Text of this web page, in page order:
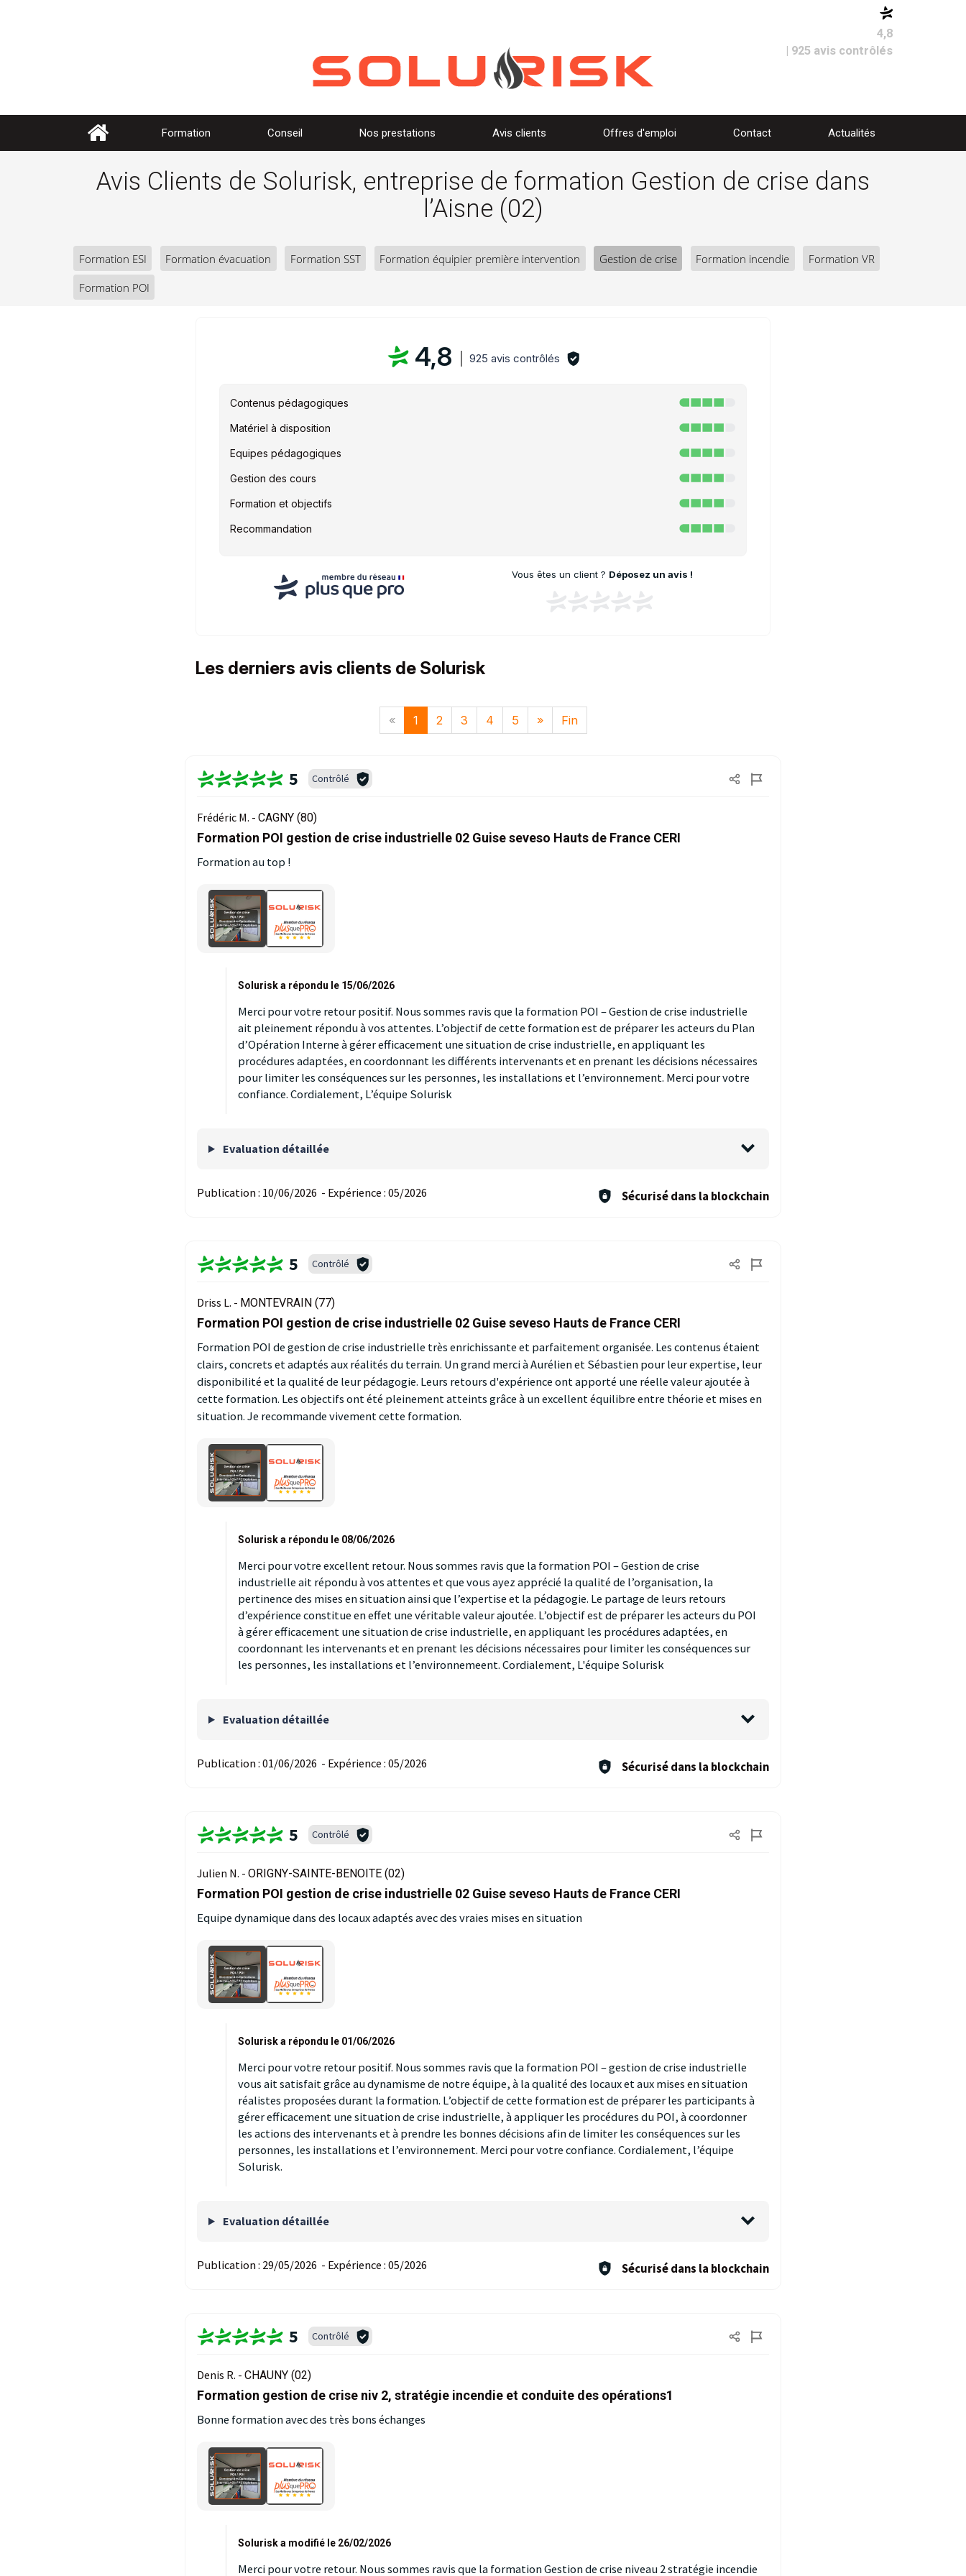
4,8
| 925 avis contrôlés
Formation Conseil Nos prestations Avis clients Offres d'emploi Contact Actualités
Avis Clients de Solurisk, entreprise de formation Gestion de crise dans
l’Aisne (02)
Formation ESI Formation évacuation Formation SST Formation équipier première intervention Gestion de crise Formation incendie
Formation VR
Formation POI
4,8 925 avis contrôlés
Contenus pédagogiques
Matériel à disposition
Equipes pédagogiques
Gestion des cours
Formation et objectifs
Recommandation
Vous êtes un client ? Déposez un avis !
Les derniers avis clients de Solurisk
« 1 2 3 4 5 » Fin
5 Contrôlé
Frédéric M. - CAGNY (80)
Formation POI gestion de crise industrielle 02 Guise seveso Hauts de France CERI
Formation au top !
Solurisk a répondu le 15/06/2026
Merci pour votre retour positif. Nous sommes ravis que la formation POI – Gestion de crise industrielle
ait pleinement répondu à vos attentes. L’objectif de cette formation est de préparer les acteurs du Plan
d’Opération Interne à gérer efficacement une situation de crise industrielle, en appliquant les
procédures adaptées, en coordonnant les différents intervenants et en prenant les décisions nécessaires
pour limiter les conséquences sur les personnes, les installations et l’environnement. Merci pour votre
confiance. Cordialement, L’équipe Solurisk
Evaluation détaillée
Publication : 10/06/2026 - Expérience :05/2026 Sécurisé dans la blockchain
5 Contrôlé
Driss L. - MONTEVRAIN (77)
Formation POI gestion de crise industrielle 02 Guise seveso Hauts de France CERI
Formation POI de gestion de crise industrielle très enrichissante et parfaitement organisée. Les contenus étaient
clairs, concrets et adaptés aux réalités du terrain. Un grand merci à Aurélien et Sébastien pour leur expertise, leur
disponibilité et la qualité de leur pédagogie. Leurs retours d'expérience ont apporté une réelle valeur ajoutée à
cette formation. Les objectifs ont été pleinement atteints grâce à un excellent équilibre entre théorie et mises en
situation. Je recommande vivement cette formation.
Solurisk a répondu le 08/06/2026
Merci pour votre excellent retour. Nous sommes ravis que la formation POI – Gestion de crise
industrielle ait répondu à vos attentes et que vous ayez apprécié la qualité de l’organisation, la
pertinence des mises en situation ainsi que l’expertise et la pédagogie. Le partage de leurs retours
d’expérience constitue en effet une véritable valeur ajoutée. L’objectif est de préparer les acteurs du POI
à gérer efficacement une situation de crise industrielle, en appliquant les procédures adaptées, en
coordonnant les intervenants et en prenant les décisions nécessaires pour limiter les conséquences sur
les personnes, les installations et l’environnemeent. Cordialement, L'équipe Solurisk
Evaluation détaillée
Publication :01/06/2026 - Expérience :05/2026 Sécurisé dans la blockchain
5 Contrôlé
Julien N. - ORIGNY-SAINTE-BENOITE (02)
Formation POI gestion de crise industrielle 02 Guise seveso Hauts de France CERI
Equipe dynamique dans des locaux adaptés avec des vraies mises en situation
Solurisk a répondu le 01/06/2026
Merci pour votre retour positif. Nous sommes ravis que la formation POI – gestion de crise industrielle
vous ait satisfait grâce au dynamisme de notre équipe, à la qualité des locaux et aux mises en situation
réalistes proposées durant la formation. L’objectif de cette formation est de préparer les participants à
gérer efficacement une situation de crise industrielle, à appliquer les procédures du POI, à coordonner
les actions des intervenants et à prendre les bonnes décisions afin de limiter les conséquences sur les
personnes, les installations et l’environnement. Merci pour votre confiance. Cordialement, l’équipe
Solurisk.
Evaluation détaillée
Publication : 29/05/2026 - Expérience :05/2026 Sécurisé dans la blockchain
5 Contrôlé
Denis R. - CHAUNY (02)
Formation gestion de crise niv 2, stratégie incendie et conduite des opérations1
Bonne formation avec des très bons échanges
Solurisk a modifié le 26/02/2026
Merci pour votre retour. Nous sommes ravis que la formation Gestion de crise niveau 2 stratégie incendie